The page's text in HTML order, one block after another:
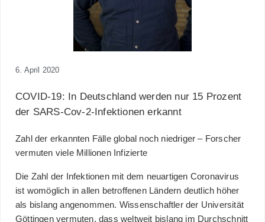
6. April 2020
COVID-19: In Deutschland werden nur 15 Prozent
der SARS-Cov-2-Infektionen erkannt
Zahl der erkannten Fälle global noch niedriger – Forscher
vermuten viele Millionen Infizierte
Die Zahl der Infektionen mit dem neuartigen Coronavirus
ist womöglich in allen betroffenen Ländern deutlich höher
als bislang angenommen. Wissenschaftler der Universität
Göttingen vermuten, dass weltweit bislang im Durchschnitt